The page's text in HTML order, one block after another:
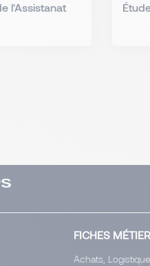
l'Assistanat
FICHES
Achats,